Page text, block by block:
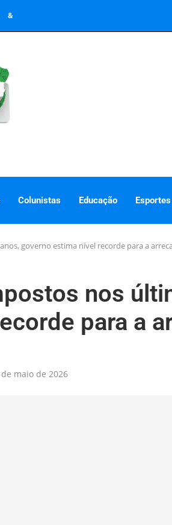
&
Colunistas Educação Esportes
governo estima nível recorde para a
nos
para a
maio de 2026